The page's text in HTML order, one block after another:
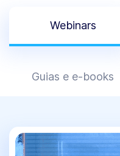
Webinars
Guias e e-books